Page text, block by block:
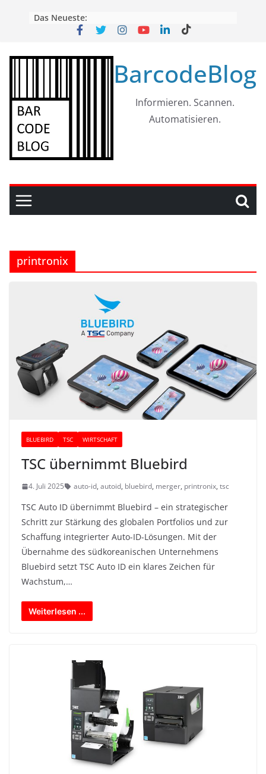
Das Neueste:
BarcodeBlog
Informieren. Scannen.
Automatisieren.
printronix
BLUEBIRD TSC WIRTSCHAFT
TSC übernimmt Bluebird
4. Juli 2025 auto-id, autoid, bluebird, merger, printronix, tsc
TSC Auto ID übernimmt Bluebird – ein strategischer
Schritt zur Stärkung des globalen Portfolios und zur
Schaffung integrierter Auto-ID-Lösungen. Mit der
Übernahme des südkoreanischen Unternehmens
Bluebird setzt TSC Auto ID ein klares Zeichen für
Wachstum,…
Weiterlesen ...